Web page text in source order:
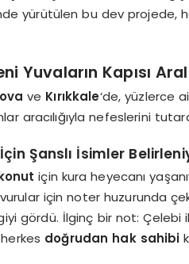
yürütülen bu dev projede,
Yuvaların Kapısı
ve Kırıkkale‘de, yüzlerce
aracılığıyla nefeslerini
Şanslı İsimler
için kura heyecanı
için noter huzurunda
gördü. İlginç bir not:
doğrudan hak sahibi